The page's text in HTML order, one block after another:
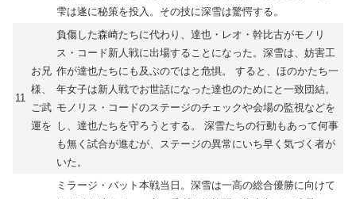
雫は遂に秘策を投入。その技に深雪は驚愕する。
11
お兄
様、
ご武
運を
負傷した森崎たちに代わり、達也・レオ・幹比古がモノリ
ス・コード新人戦に出場することになった。深雪は、妨害工
作が達也たちにも及ぶのではと危惧。 すると、ほのかたち一
年女子は新人戦でお世話になった達也のためにと一致団結。
モノリス・コードのステージのチェックや会場の監視などを
し、達也たちを守ろうとする。 深雪たちの行動もあって何事
も無く試合が進むが、ステージの異常にいち早く気づく者が
いた。
ミラージ・バット本戦当日。深雪は一高の総合優勝に向けて